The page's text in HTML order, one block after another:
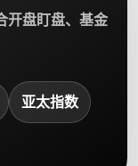
开盘盯盘、基金
亚太指数